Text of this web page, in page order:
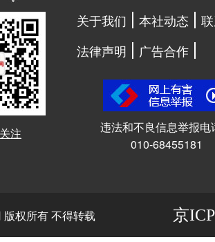
注
关于我们 本社动态
法律声明
广告合作
违法和不良信息举报电
010-68455181
权所有 不得转载 京